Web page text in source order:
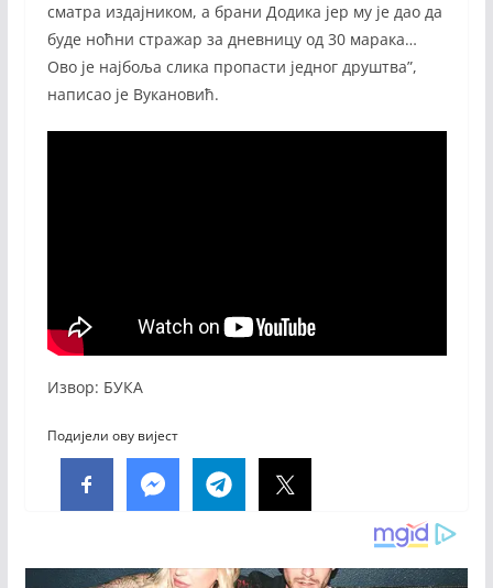
сматра издајником, а брани Додика јер му је дао да
буде ноћни стражар за дневницу од 30 марака…
Ово је најбоља слика пропасти једног друштва”,
написао је Вукановић.
Извор: БУКА
Подијели ову вијест